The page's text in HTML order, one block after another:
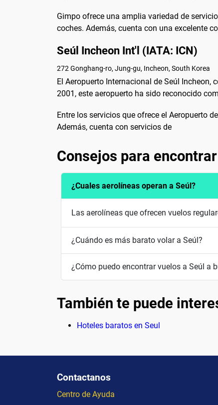
Gimpo ofrece una amplia variedad de
coches. Además, cuenta con una excelente
Seúl Incheon Int'l (IATA: ICN)
272 Gonghang-ro, Jung-gu, Incheon, South Korea
El Aeropuerto Internacional de Seúl Incheon,
2001, este aeropuerto ha sido reconocido
Entre los servicios que ofrece el Aeropuerto
Además, cuenta con servicios de
Consejos para
¿Cuales aerolíneas operan a Seúl?
Las aerolíneas que ofrecen vuelos
¿Cuándo es más barato volar a Seúl?
¿Cómo puedo encontrar vuelos a Seúl a
También te puede
Hoteles baratos en Seul
Contactanos
Centro de Ayuda